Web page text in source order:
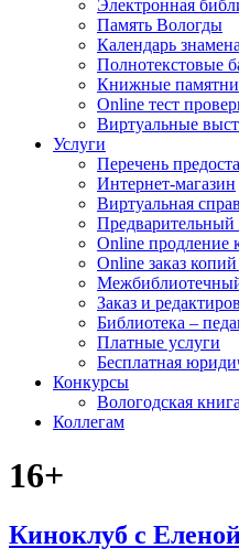
Электронная
Память Вологды
Календарь
Полнотекстовые
Книжные
Online тест
Виртуальные
Услуги
Перечень
Интернет-магазин
Виртуальная
Предварительный
Online продление
Online заказ
Заказ и
Библиотека –
Платные услуги
Бесплатная
Конкурсы
Вологодская
Коллегам
16+
Киноклуб с